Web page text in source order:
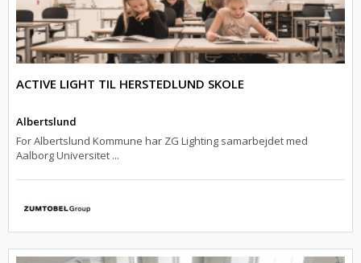
ACTIVE LIGHT TIL HERSTEDLUND SKOLE
Albertslund
For Albertslund Kommune har ZG Lighting samarbejdet med
Aalborg Universitet ...